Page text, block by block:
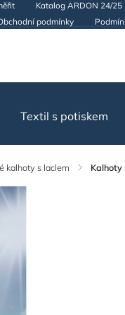
Katalog ARDON 24/25
podmínky
Textil s potiskem
kalhoty s laclem / Kalhoty